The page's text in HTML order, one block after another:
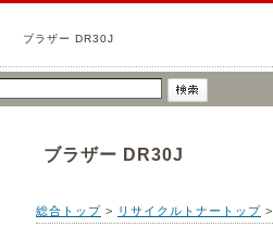
ブラザー DR30J
ブラザー DR30J
総合トップ > リサイクルトナートップ >